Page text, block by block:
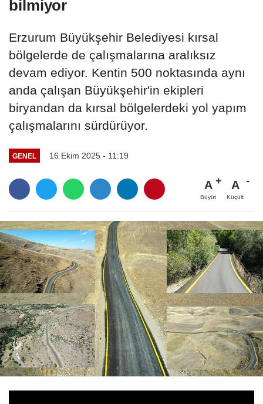
bilmiyor
Erzurum Büyükşehir Belediyesi kırsal
bölgelerde de çalışmalarına aralıksız
devam ediyor. Kentin 500 noktasında aynı
anda çalışan Büyükşehir'in ekipleri
biryandan da kırsal bölgelerdeki yol yapım
çalışmalarını sürdürüyor.
GENEL 16 Ekim 2025 - 11:19
A
Büyüt
A
Küçült